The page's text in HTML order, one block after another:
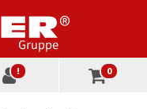
! 0